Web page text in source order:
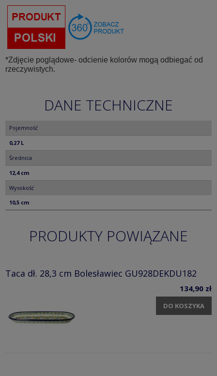
*Zdjęcie poglądowe- odcienie kolorów mogą odbiegać od
rzeczywistych.
DANE TECHNICZNE
Pojemność
0,27 L
Średnica
12,4 cm
Wysokość
10,5 cm
PRODUKTY POWIĄZANE
Taca dł. 28,3 cm Bolesławiec GU928DEKDU182
134,90 zł
DO KOSZYKA